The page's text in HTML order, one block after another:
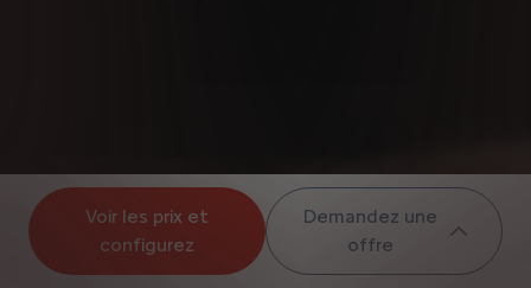
Voir les prix et
configurez
Demandez une
offre